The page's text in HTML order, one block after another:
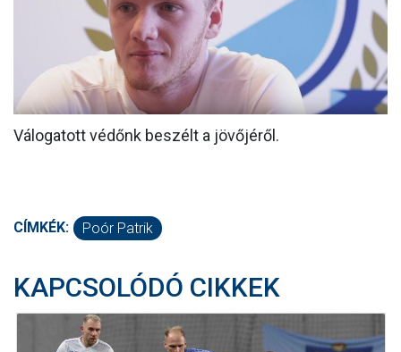
MÉRKŐZÉSEK
KLUB
GALÉRIA
SZURKOLÓI ÉLMÉNYEK
Válogatott védőnk beszélt a jövőjéről.
CÍMKÉK: Poór Patrik
KAPCSOLÓDÓ CIKKEK